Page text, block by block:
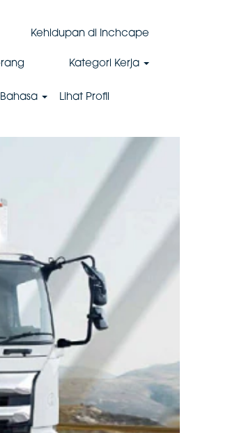
Kehidupan di Inchcape
Kategori Kerja
Bahasa Lihat Profil